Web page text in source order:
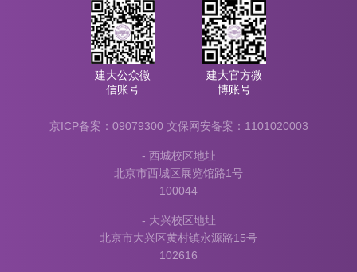
建大公众微
信账号
建大官方微
博账号
京ICP备案：09079300 文保网安备案：1101020003
- 西城校区地址
北京市西城区展览馆路1号
100044
- 大兴校区地址
北京市大兴区黄村镇永源路15号
102616